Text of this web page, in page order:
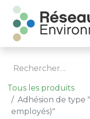
Tous les produits
Adhésion de type
employés)"